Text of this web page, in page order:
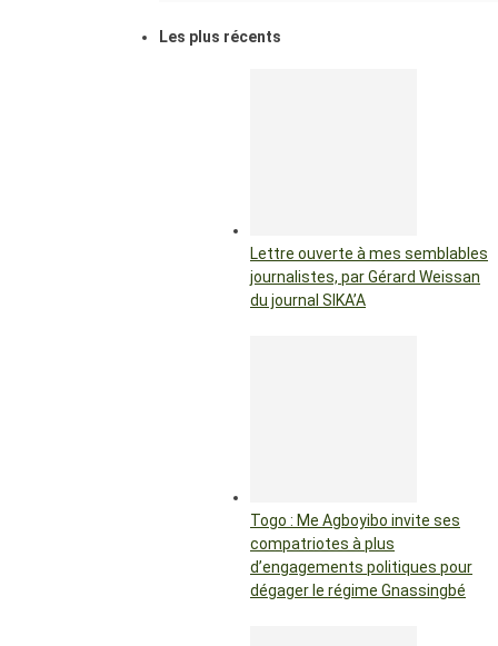
Les plus récents
Lettre ouverte à mes semblables
journalistes, par Gérard Weissan
du journal SIKA’A
Togo : Me Agboyibo invite ses
compatriotes à plus
d’engagements politiques pour
dégager le régime Gnassingbé